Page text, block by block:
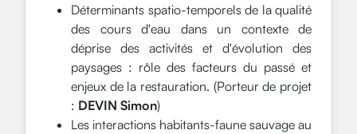
Déterminants spatio-temporels de la qualité
des cours d'eau dans un contexte de
déprise des activités et d'évolution des
paysages : rôle des facteurs du passé et
enjeux de la restauration. (Porteur de projet
: DEVIN Simon)
Les interactions habitants-faune sauvage au